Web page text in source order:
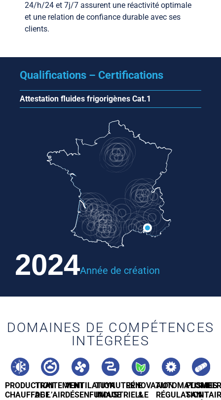
24/h/24 et 7j/7 assurent une réactivité optimale
et une relation de confiance durable avec ses
clients.
Qualifications – Certifications
Attestation fluides frigorigènes Cat.1
2024Année de création
DOMAINES DE COMPÉTENCES
INTÉGRÉES
PRODUCTION
CHAUFFAGE
TRAITEMENT
DE L’AIR
VENTILATION
DÉSENFUMAGE
TUYAUTERIE
INDUSTRIELLE
RÉNOVATION
&
AUTOMATISMES
RÉGULATION